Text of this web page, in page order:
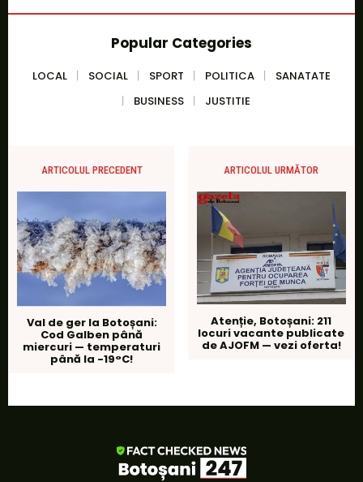
Popular Categories
LOCAL SOCIAL SPORT POLITICA
SANATATE
BUSINESS
JUSTITIE
ARTICOLUL PRECEDENT
Val de ger la Botoșani:
Cod Galben până
miercuri — temperaturi
până la -19°C!
ARTICOLUL URMĂTOR
Atenție, Botoșani: 211
locuri vacante publicate
de AJOFM — vezi oferta!